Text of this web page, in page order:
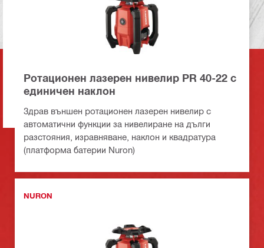
Ротационен лазерен нивелир PR 40-22 с
единичен наклон
Здрав външен ротационен лазерен нивелир с
автоматични функции за нивелиране на дълги
разстояния, изравняване, наклон и квадратура
(платформа батерии Nuron)
NURON